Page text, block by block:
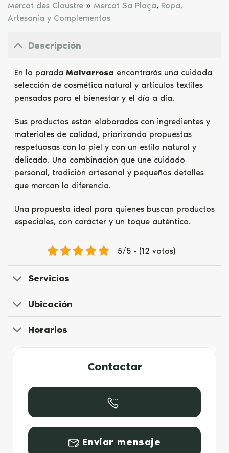
Mercat des Claustre » Mercat Sa Plaça, Ropa,
Artesanía y Complementos
Descripción
En la parada Malvarrosa encontrarás una cuidada
selección de cosmética natural y artículos textiles
pensados para el bienestar y el día a día.
Sus productos están elaborados con ingredientes y
materiales de calidad, priorizando propuestas
respetuosas con la piel y con un estilo natural y
delicado. Una combinación que une cuidado
personal, tradición artesanal y pequeños detalles
que marcan la diferencia.
Una propuesta ideal para quienes buscan productos
especiales, con carácter y un toque auténtico.
5/5 - (12 votos)
Servicios
Ubicación
Horarios
Contactar
Enviar mensaje